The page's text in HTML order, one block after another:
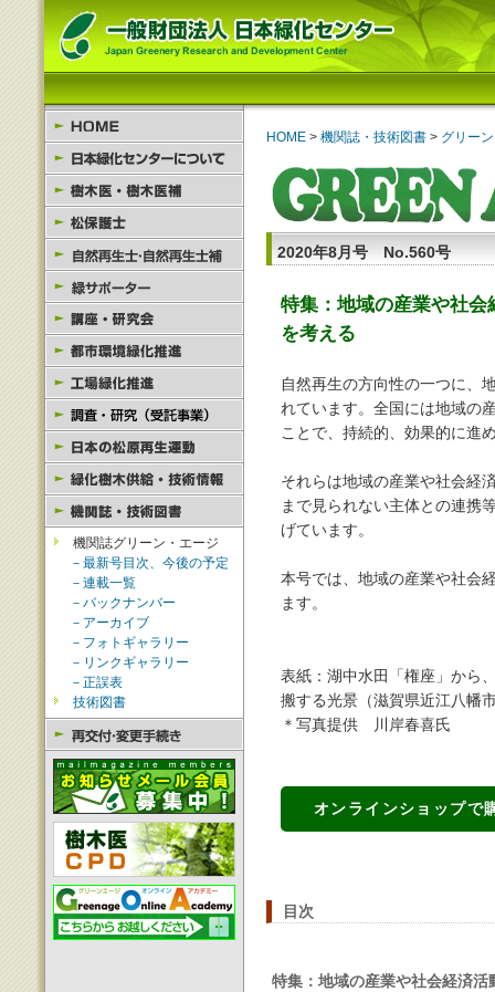
機関誌グリーン・エージ
－最新号目次、今後の予定
－連載一覧
－バックナンバー
－アーカイブ
－フォトギャラリー
－リンクギャラリー
－正誤表
技術図書
HOME > 機関誌・技術図書 > グリー
2020年8月号 No.560号
特集：地域の産業や社
を考える
自然再生の方向性の一つに、
れています。全国には地域の
ことで、持続的、効果的に進
それらは地域の産業や社会経
まで見られない主体との連携
げています。
本号では、地域の産業や社会
ます。
表紙：湖中水田「権座」から
搬する光景（滋賀県近江八幡
＊写真提供 川岸春喜氏
オンラインショップで
目次
特集：地域の産業や社会経済